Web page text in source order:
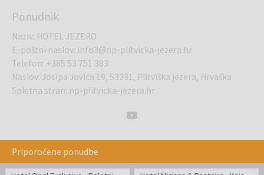
Ponudnik
Naziv: HOTEL JEZERO
E-poštni naslov: info3@np-plitvicka-jezera.hr
Telefon: +385 53 751 383
Naslov: Josipa Jovića 19, 53231, Plitviška jezera, Hrvaška
Spletna stran: np-plitvicka-jezera.hr
Priporočene ponudbe